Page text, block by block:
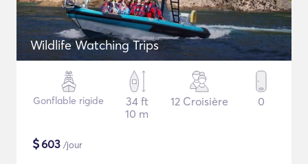
Wildlife Watching Trips
Gonflable rigide
34 ft
10 m
12 Croisière 0
$603 /jour